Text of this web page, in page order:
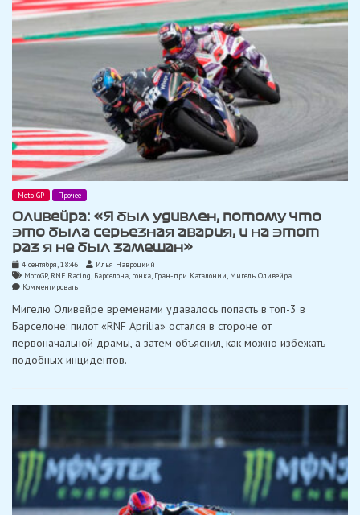
Moto GP Прочее
Оливейра: «Я был удивлен, потому что
это была серьезная авария, и на этот
раз я не был замешан»
4 сентября, 18:46
Илья Навроцкий
MotoGP, RNF Racing Барселона гонка Гран-при Каталонии Мигель Оливейра
Комментироватьon
«Я
удивлен,
потому
это
я
был
замешан»
Мигелю Оливейре временами удавалось попасть в топ-3 в
Барселоне: пилот «RNF Aprilia» остался в стороне от
первоначальной драмы, а затем объяснил, как можно избежать
подобных инцидентов.